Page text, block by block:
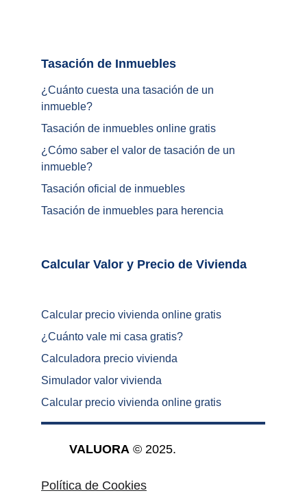
VALUORA © 2025.
Política de Cookies
¿Cuánto cuesta una tasación de un
inmueble?
Tasación de inmuebles online gratis
¿ Cómo saber el valor de tasación de un
inmueble?
Tasación oficial de inmuebles
Tasación de inmuebles para herencia
Calcular precio vivienda online gratis
¿ Cuánto vale mi casa gratis?
Calculadora precio vivienda
Simulador valor vivienda
Calcular precio vivienda online gratis